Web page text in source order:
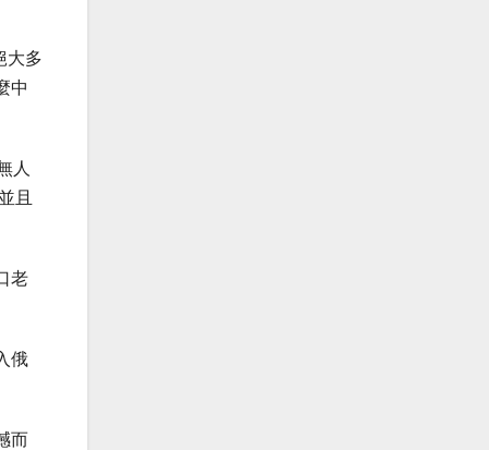
大多
中
人
且
老
俄
而